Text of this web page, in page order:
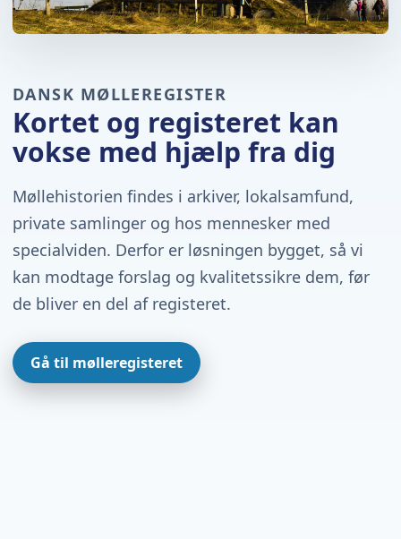
DANSK MØLLEREGISTER
Kortet og registeret kan
vokse med hjælp fra dig
Møllehistorien findes i arkiver, lokalsamfund,
private samlinger og hos mennesker med
specialviden. Derfor er løsningen bygget, så vi
kan modtage forslag og kvalitetssikre dem, før
de bliver en del af registeret.
Gå til mølleregisteret